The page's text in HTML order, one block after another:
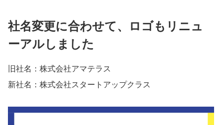
利用規約 プライバシーポリシー 採用情報会社概要採用検討企業様へ
パートナーの方へ
社名変更に合わせて、ロゴもリニュ
ーアルしました
旧社名：株式会社アマテラス
新社名：株式会社スタートアップクラス